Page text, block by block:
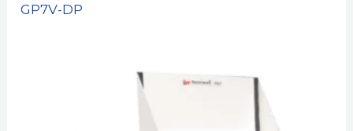
GP7V-DP